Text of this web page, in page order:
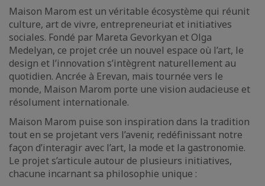
Maison Marom est un véritable écosystème qui réunit
culture, art de vivre, entrepreneuriat et initiatives
sociales. Fondé par Mareta Gevorkyan et Olga
Medelyan, ce projet crée un nouvel espace où l’art, le
design et l’innovation s’intègrent naturellement au
quotidien. Ancrée à Erevan, mais tournée vers le
monde, Maison Marom porte une vision audacieuse et
résolument internationale.
Maison Marom puise son inspiration dans la tradition
tout en se projetant vers l’avenir, redéfinissant notre
façon d’interagir avec l’art, la mode et la gastronomie.
Le projet s’articule autour de plusieurs initiatives,
chacune incarnant sa philosophie unique :